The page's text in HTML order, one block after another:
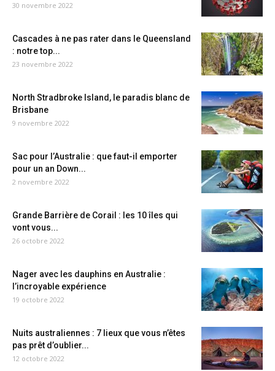
30 novembre 2022
Cascades à ne pas rater dans le Queensland
: notre top...
23 novembre 2022
North Stradbroke Island, le paradis blanc de
Brisbane
9 novembre 2022
Sac pour l’Australie : que faut-il emporter
pour un an Down...
2 novembre 2022
Grande Barrière de Corail : les 10 îles qui
vont vous...
26 octobre 2022
Nager avec les dauphins en Australie :
l’incroyable expérience
19 octobre 2022
Nuits australiennes : 7 lieux que vous n’êtes
pas prêt d’oublier...
12 octobre 2022